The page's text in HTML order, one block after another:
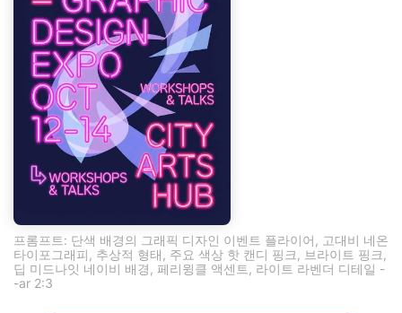
프롬프트: 단색 배경의 그래픽 디자인 이벤트 플라이어, 고대비 네온
타이포그래피, 추상적 형태, 주요 색상 핫 캔디 핑크, 브라이트 핑크,
딥 미드나잇 네이비 배경, 페리윙클 액센트, 라이트 라벤더 디테일 -
-ar 2:3